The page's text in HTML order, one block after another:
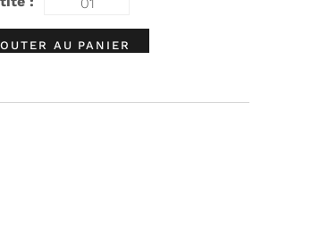
AU PANIER